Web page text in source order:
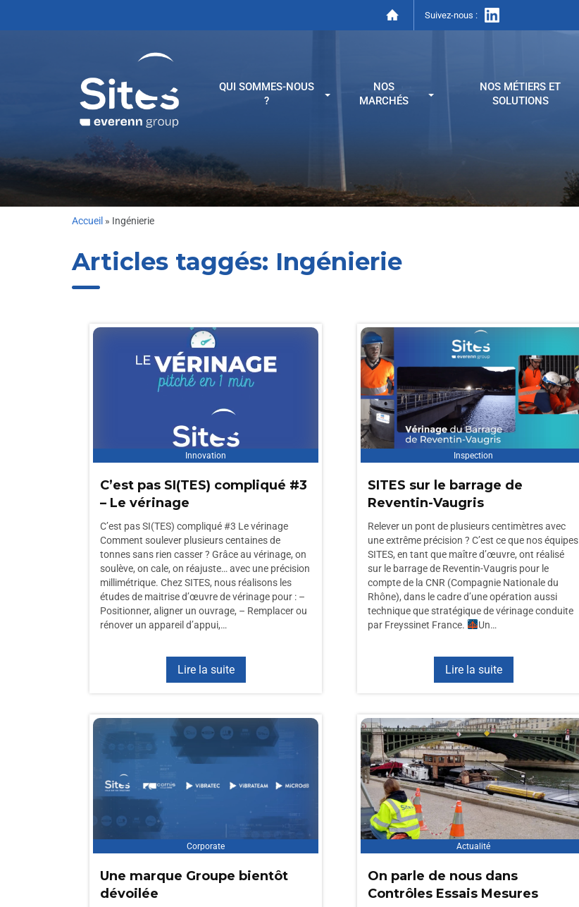
Suivez-nous :
QUI SOMMES-NOUS
?
NOS
MARCHÉS
NOS MÉTIERS ET
SOLUTIONS
Accueil » Ingénierie
Articles taggés: Ingénierie
Innovation
C’est pas SI(TES) compliqué #3
– Le vérinage
C’est pas SI(TES) compliqué #3 Le vérinage
Comment soulever plusieurs centaines de
tonnes sans rien casser ? Grâce au vérinage, on
soulève, on cale, on réajuste… avec une précision
millimétrique. Chez SITES, nous réalisons les
études de maitrise d’œuvre de vérinage pour : –
Positionner, aligner un ouvrage, – Remplacer ou
rénover un appareil d’appui,…
Lire la suite
Inspection
SITES sur le barrage de
Reventin-Vaugris
Relever un pont de plusieurs centimètres avec
une extrême précision ? C’est ce que nos équipes
SITES, en tant que maître d’œuvre, ont réalisé
sur le barrage de Reventin-Vaugris pour le
compte de la CNR (Compagnie Nationale du
Rhône), dans le cadre d’une opération aussi
technique que stratégique de vérinage conduite
par Freyssinet France.
Un…
Lire la suite
Corporate
Une marque Groupe bientôt
dévoilée
Actualité
On parle de nous dans
Contrôles Essais Mesures